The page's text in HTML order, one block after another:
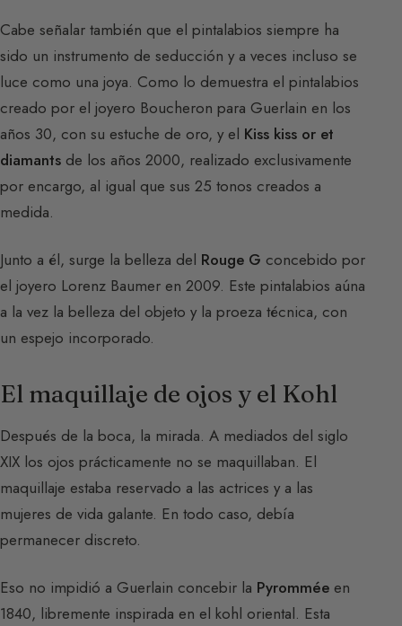
Cabe señalar también que el pintalabios siempre ha
sido un instrumento de seducción y a veces incluso se
luce como una joya. Como lo demuestra el pintalabios
creado por el joyero Boucheron para Guerlain en los
años 30, con su estuche de oro, y el Kiss kiss or et
diamants de los años 2000, realizado exclusivamente
por encargo, al igual que sus 25 tonos creados a
medida.
Junto a él, surge la belleza del Rouge G concebido por
el joyero Lorenz Baumer en 2009. Este pintalabios aúna
a la vez la belleza del objeto y la proeza técnica, con
un espejo incorporado.
El maquillaje de ojos y el Kohl
Después de la boca, la mirada. A mediados del siglo
XIX los ojos prácticamente no se maquillaban. El
maquillaje estaba reservado a las actrices y a las
mujeres de vida galante. En todo caso, debía
permanecer discreto.
Eso no impidió a Guerlain concebir la Pyrommée en
1840, libremente inspirada en el kohl oriental. Esta